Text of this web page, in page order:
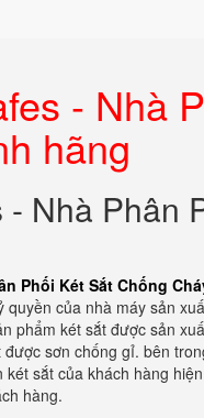
- Nhà
hãng
Nhà Phân
Phối Két Sắt Chống
của nhà máy sản
phẩm két sắt được sản
sơn chống gỉ. bên
sắt của khách hàng
hàng.